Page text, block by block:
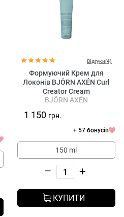
Відгуки(4)
Формуючий Крем для
Локонів BJÖRN AXÉN Curl
Creator Cream
BJÖRN AXÉN
1 150 грн.
+ 57 бонусів
150 ml
– +
КУПИТИ